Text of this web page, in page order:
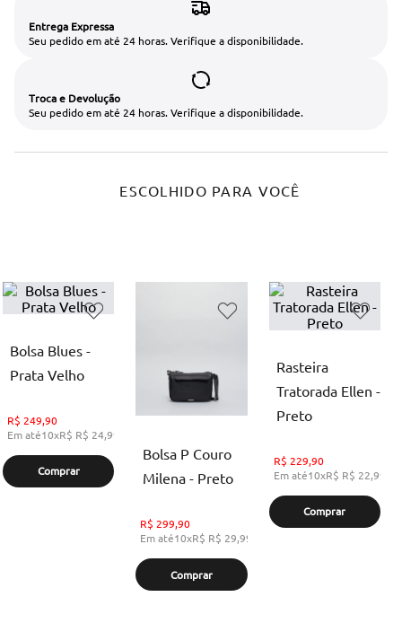
Entrega Expressa
Seu pedido em até 24 horas. Verifique a disponibilidade.
Troca e Devolução
Seu pedido em até 24 horas. Verifique a disponibilidade.
ESCOLHIDO PARA VOCÊ
Bolsa Blues -
Prata Velho
R$ 249,90
Em até10xR$ R$ 24,99
Comprar
Bolsa P Couro
Milena - Preto
R$ 299,90
Em até10xR$ R$ 29,99
Comprar
Rasteira
Tratorada Ellen -
Preto
R$ 229,90
Em até10xR$ R$ 22,99
Comprar